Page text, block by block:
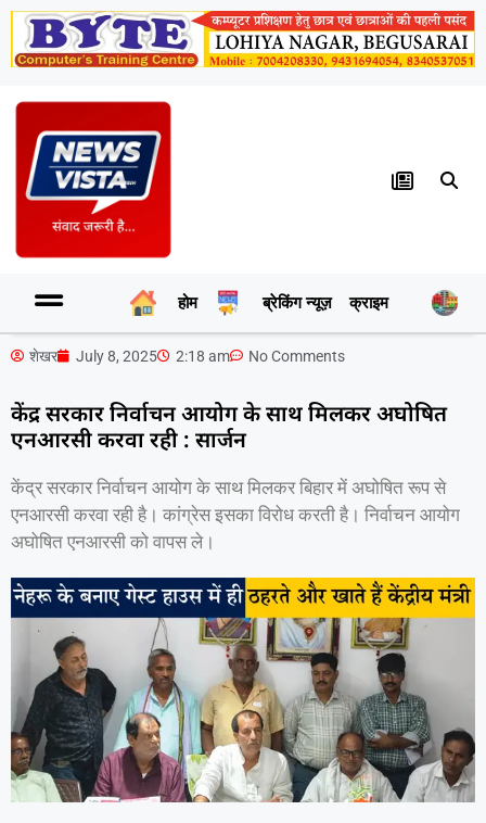
होम ब्रेकिंग न्यूज़ क्राइम
शेखर July 8, 2025 2:18 am No Comments
केंद्र सरकार निर्वाचन आयोग के साथ मिलकर अघोषित
एनआरसी करवा रही : सार्जन
केंद्र सरकार निर्वाचन आयोग के साथ मिलकर बिहार में अघोषित रूप से
एनआरसी करवा रही है। कांग्रेस इसका विरोध करती है। निर्वाचन आयोग
अघोषित एनआरसी को वापस ले।